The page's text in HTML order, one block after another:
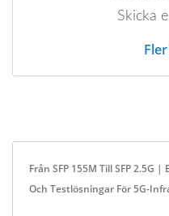
Skicka
Från SFP 155M Till SFP 2.5G
Och Testlösningar För 5G-